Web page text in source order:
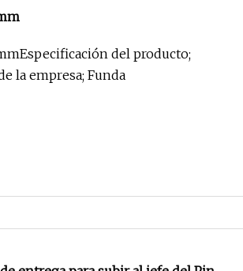
del producto;
Imagen del producto; Información de la empresa; Funda